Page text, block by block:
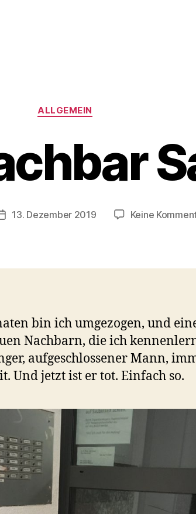
Kategorien
ALLGEMEIN
Beitragsdatum
13. Dezember 2019 Keine
bin ich umgezogen, und
Nachbarn, die ich
aufgeschlossener Mann,
Und jetzt ist er tot. Einfach so.